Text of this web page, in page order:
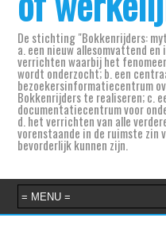
De stichting "Bokkenrijders:
a. een nieuw allesomvattend
verrichten waarbij het
wordt onderzocht; b. een
bezoekersinformatiecentrum
Bokkenrijders te realiseren; c.
documentatiecentrum voor
d. het verrichten van alle
vorenstaande in de ruimste zin
bevorderlijk kunnen zijn.